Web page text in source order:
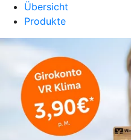
Übersicht
Produkte